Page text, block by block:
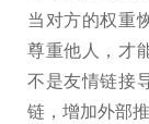
当对方的权重
尊重他人，才
不是友情链接
链，增加外部